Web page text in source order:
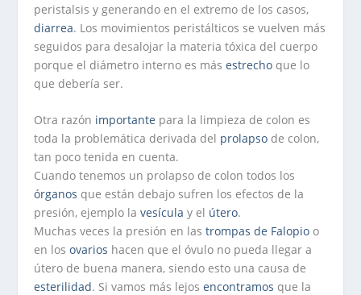
peristalsis y generando en el extremo de los casos,
diarrea. Los movimientos peristálticos se vuelven más
seguidos para desalojar la materia tóxica del cuerpo
porque el diámetro interno es másestrecho que lo
que debería ser.
Otra razón importante para la limpieza de colon es
toda la problemática derivada del prolapso de colon,
tan poco tenida en cuenta.
Cuando tenemos un prolapso de colon todos los
órganos que están debajo sufren los efectos de la
presión, ejemplo lavesícula y el útero.
Muchas veces la presión en lastrompas de Falopio o
en losovarios hacen que el óvulo no pueda llegar a
útero de buena manera, siendo esto una causa de
esterilidad. Si vamos más lejosencontramos que la